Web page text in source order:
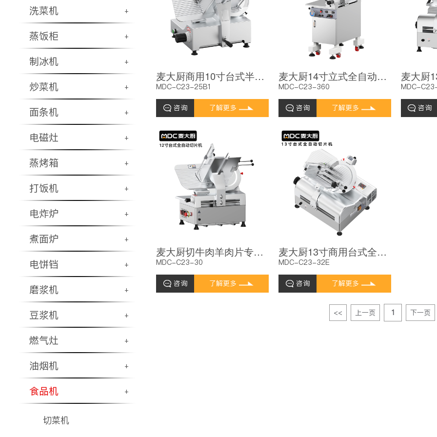
洗菜机 +
蒸饭柜 +
制冰机 +
炒菜机 +
面条机 +
电磁灶 +
蒸烤箱 +
打饭机 +
电炸炉 +
煮面炉 +
电饼铛 +
磨浆机 +
豆浆机 +
燃气灶 +
油烟机 +
食品机 +
切菜机
麦大厨商用10寸台式半自动切片机切牛肉羊肉片专用
MDC-C23-25B1
咨询 了解更多
麦大厨14寸立式全自动切片机商用切牛肉羊肉片专用
MDC-C23-360
咨询 了解更多
MDC-
咨询
麦大厨切牛肉羊肉片专用12寸台式全自动商用切片机
MDC-C23-30
咨询 了解更多
麦大厨13寸商用台式全自动切片机切牛肉羊肉片专用
MDC-C23-32E
咨询 了解更多
<< 上一页 1 下一页